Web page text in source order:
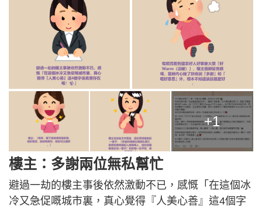
+1
樓主：多謝兩位無私幫忙
避過一劫的樓主事後依然激動不已，感慨「在這個冰
冷又急促嘅城市裏，真心覺得『人美心善』這4個字